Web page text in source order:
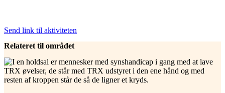
Send link til aktiviteten
Relateret til området